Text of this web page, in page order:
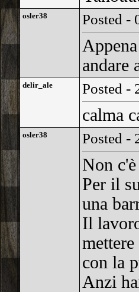
osler38 Posted -
andare
delir_ale Posted -
calma
osler38 Posted -
Non
Per il
una
Il
con la
Anzi